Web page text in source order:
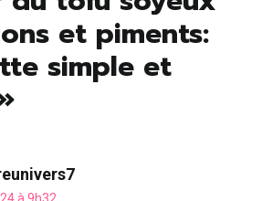
et piments:
simple et
à 9h32